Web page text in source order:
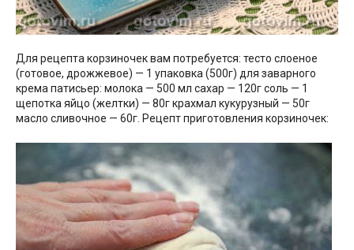
Для рецепта корзиночек вам потребуется: тесто слоеное
(готовое, дрожжевое) — 1 упаковка (500г) для заварного
крема патисьер: молока — 500 мл сахар — 120г соль — 1
щепотка яйцо (желтки) — 80г крахмал кукурузный — 50г
масло сливочное — 60г. Рецепт приготовления корзиночек: